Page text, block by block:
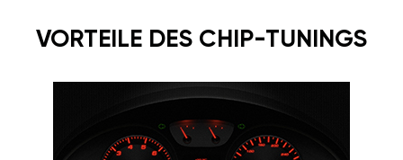
VORTEILE DES CHIP-TUNINGS